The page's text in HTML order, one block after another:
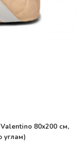
80x200 см,
углам)